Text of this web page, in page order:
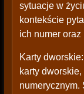
sytuacje w
kontekście
ich numer oraz
Karty
karty
numerycznym.